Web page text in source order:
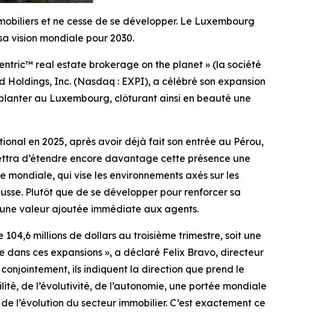
et ne cesse de se développer. Le Luxembourg
vision mondiale pour 2030.
real estate brokerage on the planet » (la société
Inc. (Nasdaq : EXPI), a célébré son expansion
au Luxembourg, clôturant ainsi en beauté une
en 2025, après avoir déjà fait son entrée au Pérou,
d’étendre encore davantage cette présence une
qui vise les environnements axés sur les
Plutôt que de se développer pour renforcer sa
valeur ajoutée immédiate aux agents.
millions de dollars au troisième trimestre, soit une
ces expansions », a déclaré Felix Bravo, directeur
ils indiquent la direction que prend le
de l’évolutivité, de l’autonomie, une portée mondiale
l’évolution du secteur immobilier. C’est exactement ce